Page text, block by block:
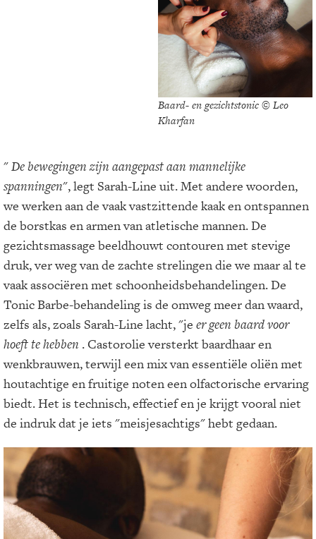
Baard- en gezichtstonic © Leo
Kharfan
"De bewegingen zijn aangepast aan mannelijke
spanningen", legt Sarah-Line uit. Met andere woorden,
we werken aan de vaak vastzittende kaak en ontspannen
de borstkas en armen van atletische mannen. De
gezichtsmassage beeldhouwt contouren met stevige
druk, ver weg van de zachte strelingen die we maar al te
vaak associëren met schoonheidsbehandelingen. De
Tonic Barbe-behandeling is de omweg meer dan waard,
zelfs als, zoals Sarah-Line lacht, "je er geen baard voor
hoeft te hebben . Castorolie versterkt baardhaar en
wenkbrauwen, terwijl een mix van essentiële oliën met
houtachtige en fruitige noten een olfactorische ervaring
biedt. Het is technisch, effectief en je krijgt vooral niet
de indruk dat je iets "meisjesachtigs" hebt gedaan.